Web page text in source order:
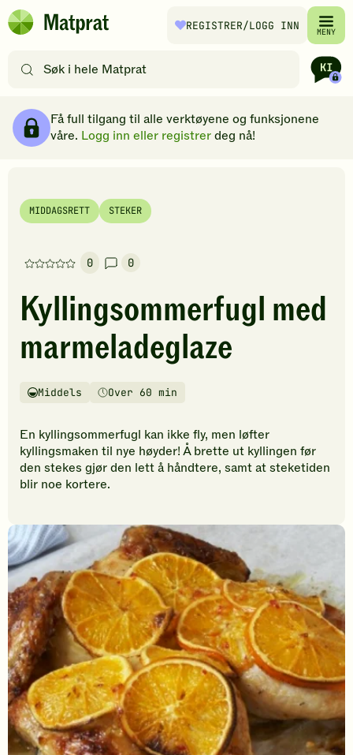
Hopp til hovedinnhold
Matprat
REGISTRER/LOGG INN MENY
etter
filtre
Få full tilgang til alle verktøyene og funksjonene
våre. Logg inn eller registrerdeg nå!
MIDDAGSRETT STEKER
0
Denne
har
foreløpig
ingen
vurderinger.
den
til
å
vurdere
denne
0
Kyllingsommerfugl med
marmeladeglaze
Vanskelighetsgrad
Middels
TilberedningstidOver 60 min
En kyllingsommerfugl kan ikke fly, men løfter
kyllingsmaken til nye høyder! Å brette ut kyllingen før
den stekes gjør den lett å håndtere, samt at steketiden
blir noe kortere.